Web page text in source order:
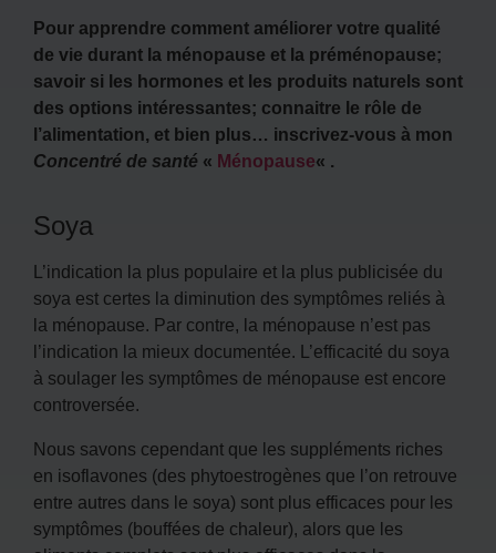
Pour apprendre comment améliorer votre qualité
de vie durant la ménopause et la préménopause;
savoir si les hormones et les produits naturels sont
des options intéressantes; connaitre le rôle de
l’alimentation, et bien plus… inscrivez-vous à mon
Concentré de santé « Ménopause« .
Soya
L’indication la plus populaire et la plus publicisée du
soya est certes la diminution des symptômes reliés à
la ménopause. Par contre, la ménopause n’est pas
l’indication la mieux documentée. L’efficacité du soya
à soulager les symptômes de ménopause est encore
controversée.
Nous savons cependant que les suppléments riches
en isoflavones (des phytoestrogènes que l’on retrouve
entre autres dans le soya) sont plus efficaces pour les
symptômes (bouffées de chaleur), alors que les